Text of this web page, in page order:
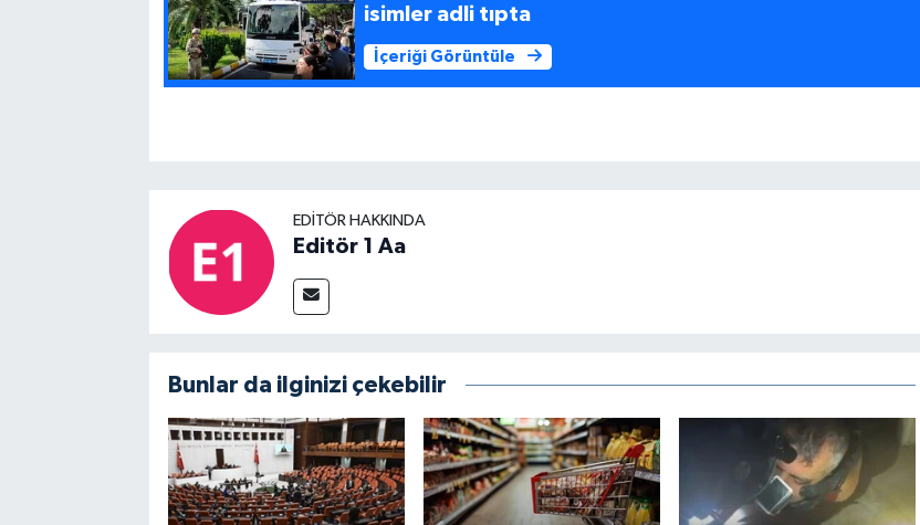
isimler adli tıpta
İçeriği Görüntüle
EDITÖR HAKKINDA
Editör 1 Aa
Bunlar da ilginizi çekebilir